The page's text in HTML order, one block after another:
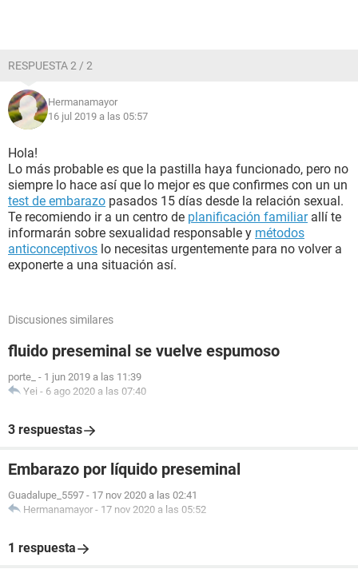
RESPUESTA 2 / 2
Hermanamayor
16 jul 2019 a las 05:57
Hola!
Lo más probable es que la pastilla haya funcionado, pero no
siempre lo hace así que lo mejor es que confirmes con un un
test de embarazo pasados 15 días desde la relación sexual.
Te recomiendo ir a un centro de planificación familiarallí te
informarán sobre sexualidad responsable y métodos
anticonceptivos lo necesitas urgentemente para no volver a
exponerte a una situación así.
Discusiones similares
fluido preseminal se vuelve espumoso
porte_ - 1 jun 2019 a las 11:39
Yei - 6 ago 2020 a las 07:40
3 respuestas
Embarazo por líquido preseminal
Guadalupe_5597 - 17 nov 2020 a las 02:41
Hermanamayor - 17 nov 2020 a las 05:52
1 respuesta